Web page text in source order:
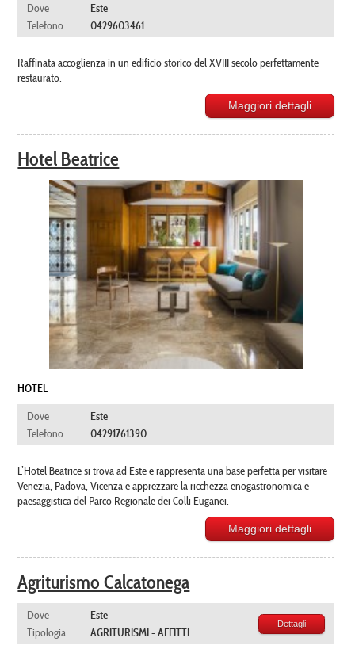
Dove
Este
Telefono
0429603461
Raffinata accoglienza in un edificio storico del XVIII secolo perfettamente
restaurato.
Maggiori dettagli
Hotel Beatrice
HOTEL
Dove
Este
Telefono
04291761390
L’Hotel Beatrice si trova ad Este e rappresenta una base perfetta per visitare
Venezia, Padova, Vicenza e apprezzare la ricchezza enogastronomica e
paesaggistica del Parco Regionale dei Colli Euganei.
Maggiori dettagli
Agriturismo Calcatonega
Dove
Este
Tipologia
AGRITURISMI - AFFITTI
Dettagli